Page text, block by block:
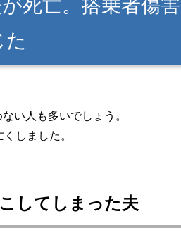
が死亡。搭乗者傷
い人も多いでしょう。
しました。
してしまった夫